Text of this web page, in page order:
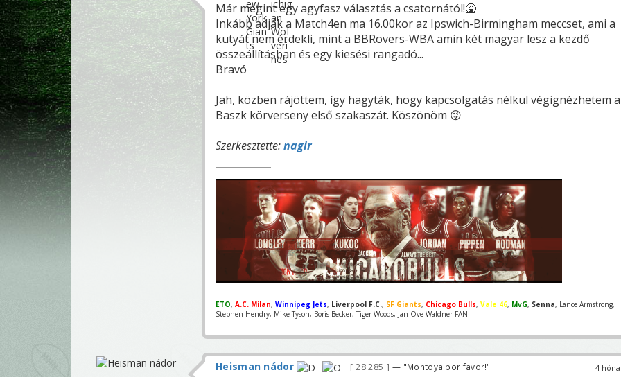
Már megint egy agyfasz választás a csatornától!🤮
Inkább adják a Match4en ma 16.00kor az Ipswich-Birmingham meccset, ami a
kutyát nem érdekli, mint a BBRovers-WBA amin két magyar lesz a kezdő
összeállításban és egy kiesési rangadó...
Bravó
Jah, közben rájöttem, így hagyták, hogy kapcsolgatás nélkül végignézhetem a
Baszk körverseny első szakaszát. Köszönöm 😜
Szerkesztette:nagir
ETO, A.C. Milan, Winnipeg Jets, Liverpool F.C., SF Giants, Chicago Bulls, Vale 46, MvG, Senna, Lance Armstrong,
Stephen Hendry, Mike Tyson, Boris Becker, Tiger Woods, Jan-Ove Waldner FAN!!!
4
Heisman nádor 28 285 — "Montoya por favor!"